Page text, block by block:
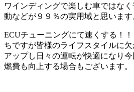
ワインディングで楽しむ車ではな
動などが９９％の実用域と思います
ECUチューニングにて速くする！
ちですが皆様のライフスタイルに
アップし日々の運転が快適になり
燃費も向上する場合もございます。